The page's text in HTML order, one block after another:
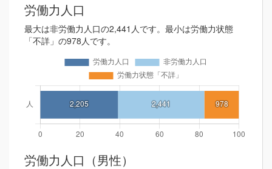
労働力人口
最大は非労働力人口の2,441人です。最小は労働力状態
「不詳」の978人です。
労働力人口（男性）